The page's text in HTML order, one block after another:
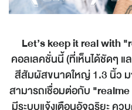
Let’s keep it real with
คอลเลคชั่นนี้ (ที่เห็นได้ชัดๆ
สีสัมผัสขนาดใหญ่ 1.3 นิ้ว
สามารถเชื่อมต่อกับ